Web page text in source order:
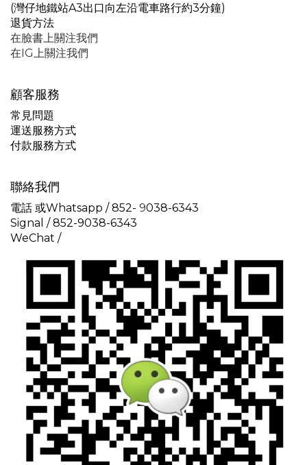
(灣仔地鐵站A3出口向左沿電車路行約3分鐘)
退貨方法
在臉書上關注我們
在IG上關注我們
顧客服務
常見問題
運送服務方式
付款服務方式
聯絡我們
電話 或Whatsapp / 852- 9038-6343
Signal /852-9038-6343
WeChat /